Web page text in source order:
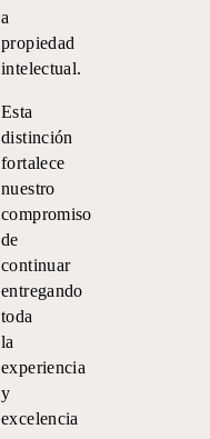
a
propiedad
intelectual.
Esta
distinción
fortalece
nuestro
compromiso
de
continuar
entregando
toda
la
experiencia
y
excelencia